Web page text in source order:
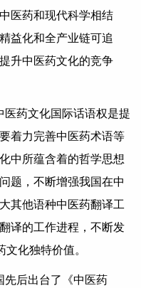
医药和现代科学相结
益化和全产业链可追
升中医药文化的竞争
药文化国际话语权是提
着力完善中医药术语等
中所蕴含着的哲学思想
题，不断增强我国在中
其他语种中医药翻译工
译的工作进程，不断发
文化独特价值。
先后出台了《中医药